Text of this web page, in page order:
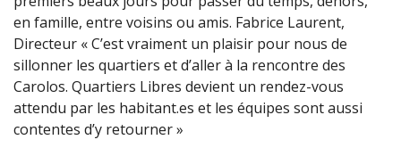
en famille, entre voisins ou amis. Fabrice Laurent,
Directeur « C’est vraiment un plaisir pour nous de
sillonner les quartiers et d’aller à la rencontre des
Carolos. Quartiers Libres devient un rendez-vous
attendu par les habitant.es et les équipes sont aussi
contentes d’y retourner »